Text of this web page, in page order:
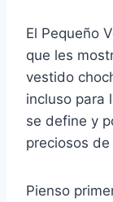
El Pequeño
que les
vestido
incluso para
se define y
preciosos
Pienso